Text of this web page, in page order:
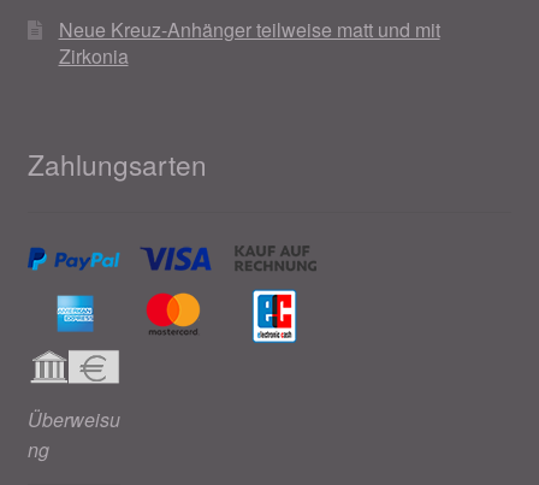
Neue Kreuz-Anhänger teilweise matt und mit
Zirkonia
Zahlungsarten
Überweisu
ng